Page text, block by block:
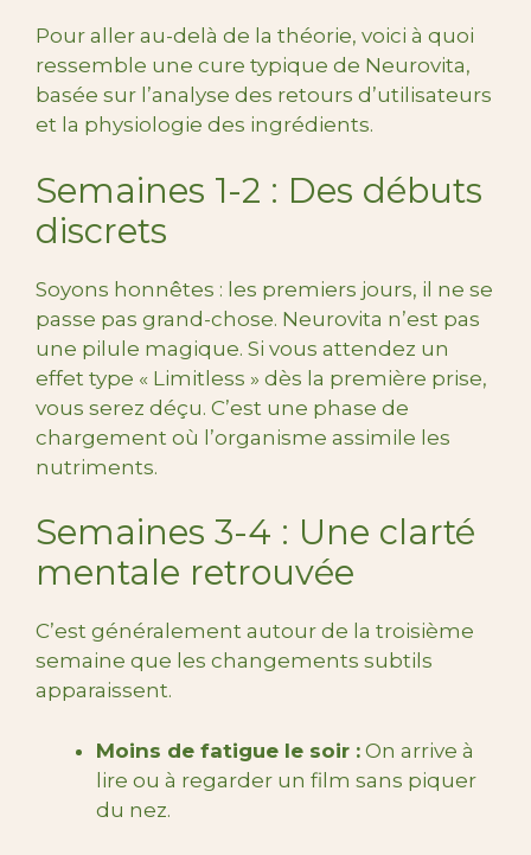
Pour aller au-delà de la théorie, voici à quoi
ressemble une cure typique de Neurovita,
basée sur l’analyse des retours d’utilisateurs
et la physiologie des ingrédients.
Semaines 1-2 : Des débuts
discrets
Soyons honnêtes : les premiers jours, il ne se
passe pas grand-chose. Neurovita n’est pas
une pilule magique. Si vous attendez un
effet type « Limitless » dès la première prise,
vous serez déçu. C’est une phase de
chargement où l’organisme assimile les
nutriments.
Semaines 3-4 : Une clarté
mentale retrouvée
C’est généralement autour de la troisième
semaine que les changements subtils
apparaissent.
Moins de fatigue le soir : On arrive à
lire ou à regarder un film sans piquer
du nez.